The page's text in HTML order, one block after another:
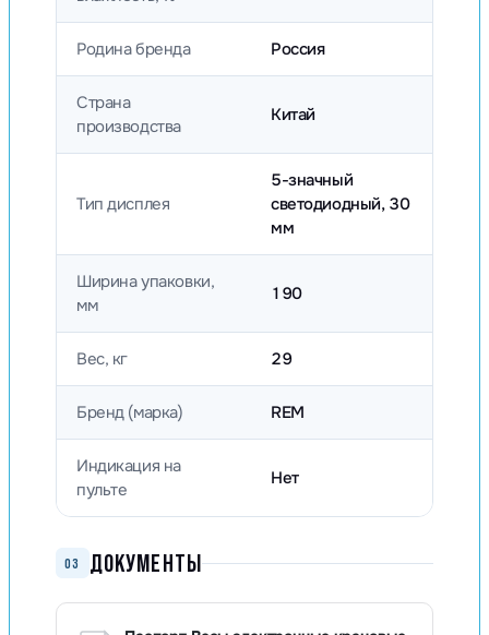
Родина бренда Россия
Страна
производства
Китай
Тип дисплея
5-значный
светодиодный, 30
мм
Ширина упаковки,
мм
190
Вес, кг 29
Бренд (марка) REM
Индикация на
пульте
Нет
03 ДОКУМЕНТЫ